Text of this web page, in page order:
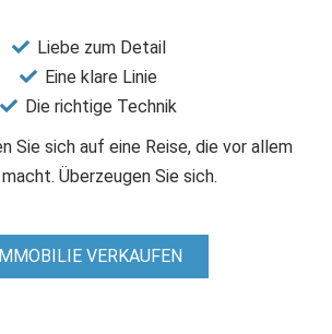
Liebe zum Detail
Eine klare Linie
Die richtige Technik
Sie sich auf eine Reise, die vor allem
Überzeugen Sie sich.
VERKAUFEN